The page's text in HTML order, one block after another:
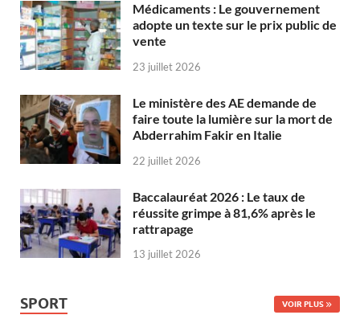
Médicaments : Le gouvernement
adopte un texte sur le prix public de
vente
23 juillet 2026
Le ministère des AE demande de
faire toute la lumière sur la mort de
Abderrahim Fakir en Italie
22 juillet 2026
Baccalauréat 2026 : Le taux de
réussite grimpe à 81,6% après le
rattrapage
13 juillet 2026
SPORT VOIR PLUS